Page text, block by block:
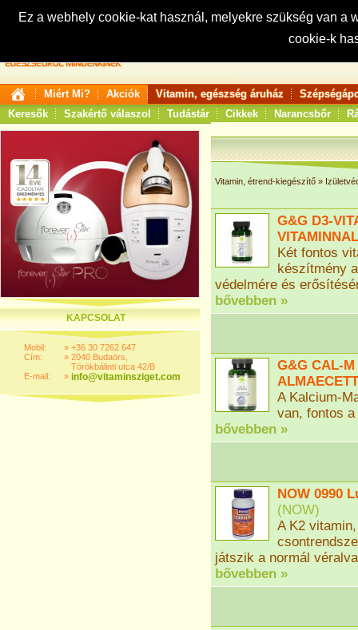
Ez a webhely cookie-kat használ, melyekre szükség van
cookie-k
Keresés:
Miért Mi? Akciók Vitamin, egészség áruház
Keresők
Szakértő válaszol Tudástár Cikkek Narancsbőr
KAPCSOLAT
Mobil:
Cím:
E-mail:
»
»
»
+36 30 7262 647
2040 Budaörs,
Törökbálinti utca 42/B
info@vitaminsziget.com
Vitamin, étrend-kiegészítő »
G&G D3-
Két fontos
készítmény
védelmére és
bővebben »
G&G CAL-M
A Kalcium-
van, fontos
bővebben »
NOW 0990
(NOW)
A K2
játszik a normál
bővebben »